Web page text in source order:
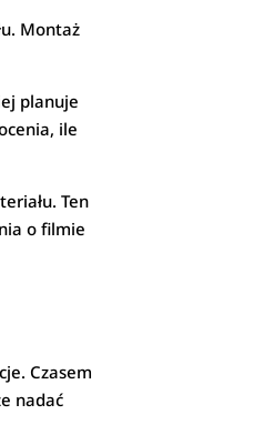
Montaż
planuje
ile
Ten
o filmie
Czasem
nadać